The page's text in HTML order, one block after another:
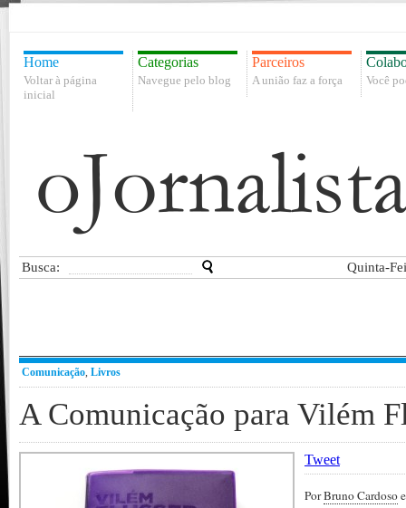
Home
Voltar à página
inicial
Categorias
Navegue pelo blog
Parceiros
A união faz a força Você
Busca: Quinta-
Comunicação, Livros
A Comunicação para Vilém
Tweet
PorBruno Cardoso